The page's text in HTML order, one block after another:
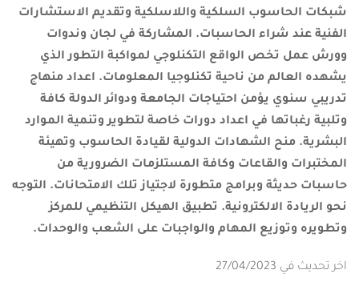
شبكات الحاسوب السلكية واللاسلكية وتقديم الاستشارات
الفنية عند شراء الحاسبات. المشاركة في لجان وندوات
وورش عمل تخص الواقع التكنلوجي لمواكبة التطور الذي
يشهده العالم من ناحية تكنلوجيا المعلومات. اعداد منهاج
تدريبي سنوي يؤمن احتياجات الجامعة ودوائر الدولة كافة
وتلبية رغباتها في اعداد دورات خاصة لتطوير وتنمية الموارد
البشرية. منح الشهادات الدولية لقيادة الحاسوب وتهيئة
المختبرات والقاعات وكافة المستلزمات الضرورية من
حاسبات حديثة وبرامج متطورة لاجتياز تلك الامتحانات. التوجه
نحو الريادة الالكترونية. تطبيق الهيكل التنظيمي للمركز
وتطويره وتوزيع المهام والواجبات على الشعب والوحدات.
اخر تحديث في 27/04/2023